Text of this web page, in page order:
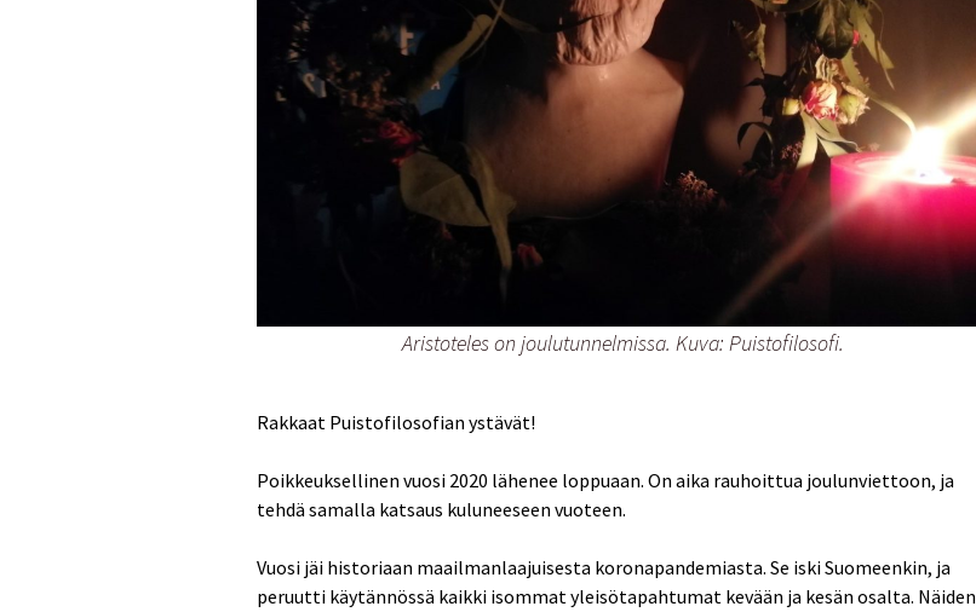
Aristoteles on joulutunnelmissa. Kuva: Puistofilosofi.
Rakkaat Puistofilosofian ystävät!
Poikkeuksellinen vuosi 2020 lähenee loppuaan. On aika rauhoittua joulunviettoon, ja
tehdä samalla katsaus kuluneeseen vuoteen.
Vuosi jäi historiaan maailmanlaajuisesta koronapandemiasta. Se iski Suomeenkin, ja
peruutti käytännössä kaikki isommat yleisötapahtumat kevään ja kesän osalta. Näiden